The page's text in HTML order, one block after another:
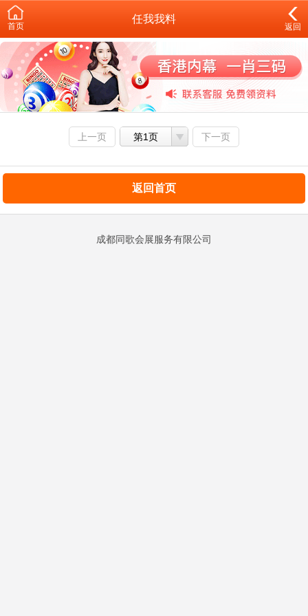
首页
任我我料
返回
上一页 第1页 下一页
返回首页
成都同歌会展服务有限公司